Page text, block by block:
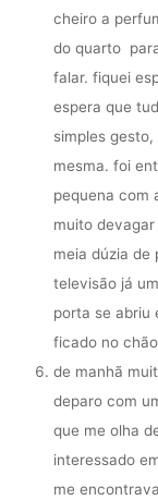
cheiro a
do quarto
falar. fiquei
espera que
simples
mesma. foi
pequena com
muito
meia dúzia de
televisão já
porta se abriu
ficado no
de manhã
deparo com
que me olha
interessado
me